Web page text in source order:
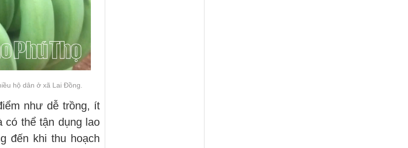
hộ dân ở xã Lai Đồng.
như dễ trồng, ít
có thể tận dụng lao
đến khi thu hoạch